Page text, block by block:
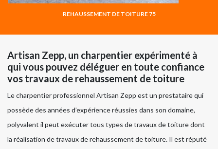
REHAUSSEMENT DE TOITURE 75
Artisan Zepp, un charpentier expérimenté à
qui vous pouvez déléguer en toute confiance
vos travaux de rehaussement de toiture
Le charpentier professionnel Artisan Zepp est un prestataire qui
possède des années d’expérience réussies dans son domaine,
polyvalent il peut exécuter tous types de travaux de toiture dont
la réalisation de travaux de rehaussement de toiture. Il est réputé